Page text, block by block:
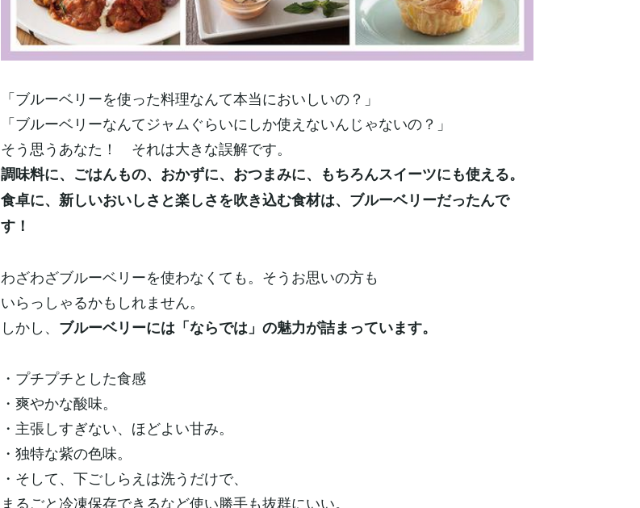
「ブルーベリーを使った料理なんて本当においしいの？」
「ブルーベリーなんてジャムぐらいにしか使えないんじゃないの？」
そう思うあなた！ それは大きな誤解です。
調味料に、ごはんもの、おかずに、おつまみに、もちろんスイーツにも使える。
食卓に、新しいおいしさと楽しさを吹き込む食材は、ブルーベリーだったんで
す！
わざわざブルーベリーを使わなくても。そうお思いの方も
いらっしゃるかもしれません。
しかし、 ブルーベリーには「ならでは」の魅力が詰まっています。
・プチプチとした食感
・爽やかな酸味。
・主張しすぎない、ほどよい甘み。
・独特な紫の色味。
・そして、下ごしらえは洗うだけで、
まるごと冷凍保存できるなど使い勝手も抜群にいい。